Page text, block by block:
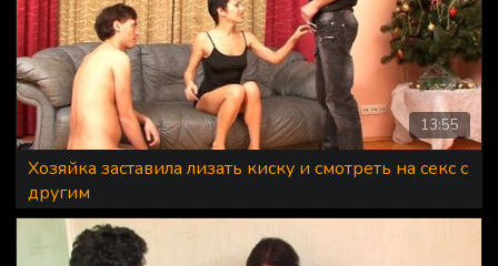
13:55
Хозяйка заставила лизать киску и смотреть на секс с
другим